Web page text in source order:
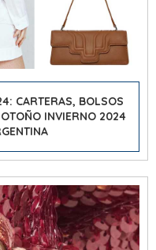
CARTERAS, BOLSOS
INVIERNO 2024